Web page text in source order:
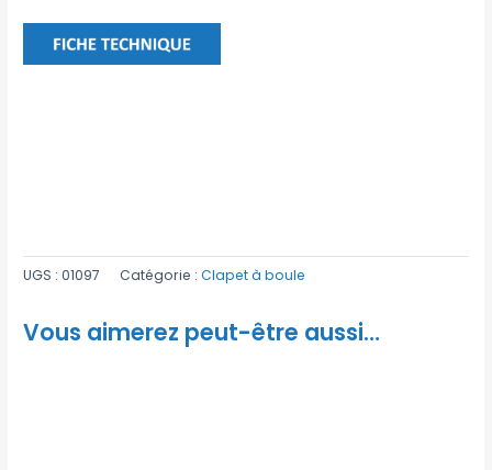
UGS :01097 Catégorie :Clapet à boule
Vous aimerez peut-être aussi…